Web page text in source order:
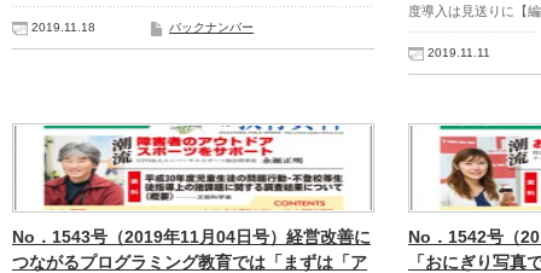
2019.11.18 バックナンバー
度導入は見送りに【
2019.11.11
No．1543号（2019年11月04日号）経営改善に
つながるプログラミング教育では「まずは「ア
No．1542号（
「おにぎり写真